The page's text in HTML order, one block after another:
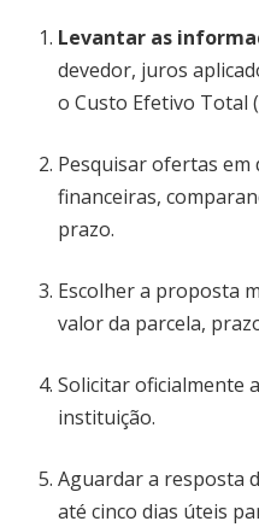
Levantar as
devedor, juros
o Custo Efetivo Total
Pesquisar ofertas em
financeiras,
prazo.
Escolher a proposta
valor da parcela,
Solicitar oficialmente
instituição.
Aguardar a resposta
até cinco dias úteis